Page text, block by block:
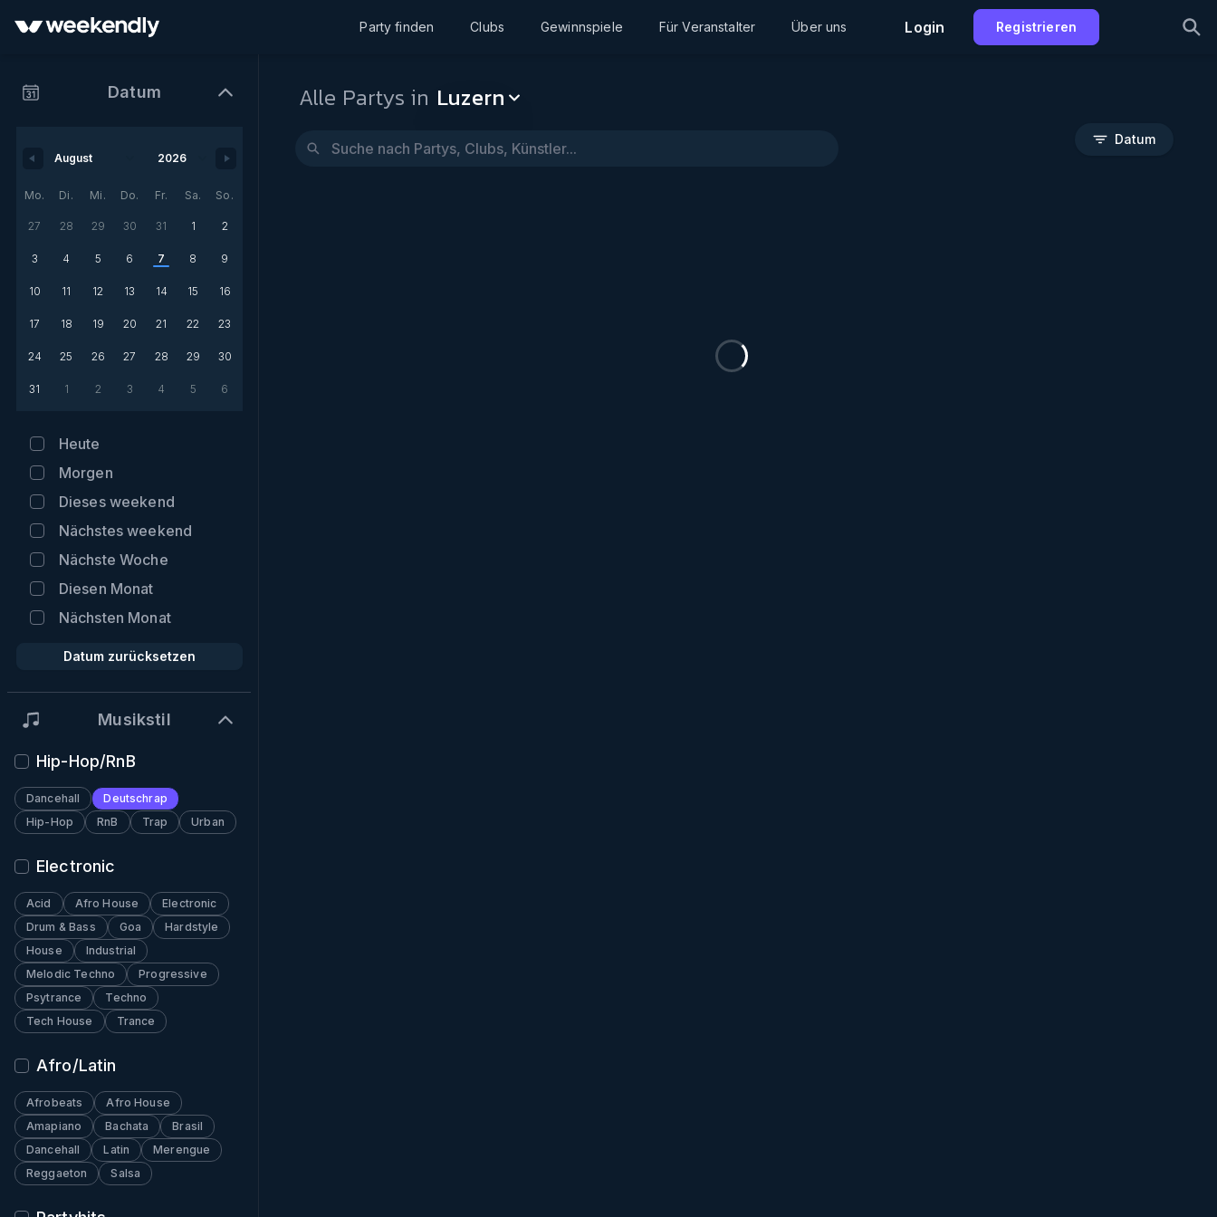
Party finden Clubs Gewinnspiele Für Veranstalter Über uns Login Registrieren
Datum
Mo. Di. Mi. Do. Fr. Sa. So.
27 28 29 30 31 1 2
3 4 5 6 7 8 9
10 11 12 13 14 15 16
17 18 19 20 21 22 23
24 25 26 27 28 29 30
31 1 2 3 4 5 6
Heute
Morgen
Dieses weekend
Nächstes weekend
Nächste Woche
Diesen Monat
Nächsten Monat
Datum zurücksetzen
Musikstil
Hip-Hop/RnB
Dancehall
Deutschrap
Hip-Hop
RnB Trap Urban
Electronic
Acid Afro House
Electronic
Drum & Bass
Goa
Hardstyle
House
Industrial
Melodic Techno
Progressive
Psytrance
Techno
Tech House
Trance
Afro/Latin
Afrobeats
Afro House
Amapiano
Bachata
Brasil
Dancehall
Latin
Merengue
Reggaeton
Salsa
Alle Partys in Luzern
Datum